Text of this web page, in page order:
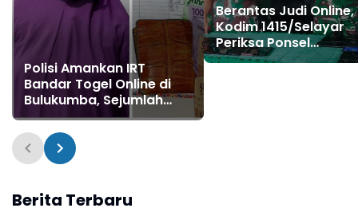
Polisi Amankan IRT
Bandar Togel Online di
Bulukumba, Sejumlah
Barang Bukti Turut
Diamankan
Berantas Judi Online,
Kodim 1415/Selayar
Periksa Ponsel
Anggotanya, Ini
Berita Terbaru